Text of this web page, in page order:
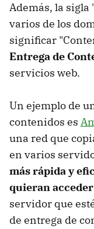
Además, la sigla
varios de los
significar
Entrega de
servicios web.
Un ejemplo de
contenidos es
una red que
en varios
más rápida y
quieran
servidor que
de entrega de